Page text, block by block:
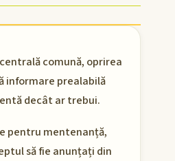
comună, oprirea
informare prealabilă
decât ar trebui.
pentru mentenanță,
să fie anunțați din